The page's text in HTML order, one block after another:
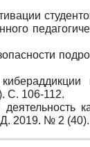
С. 106-112.
2019. № 2